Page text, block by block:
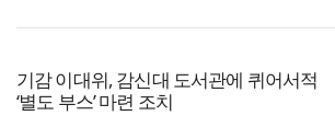
기감 이대위, 감신대 도서관에 퀴어서적
‘별도 부스’ 마련 조치